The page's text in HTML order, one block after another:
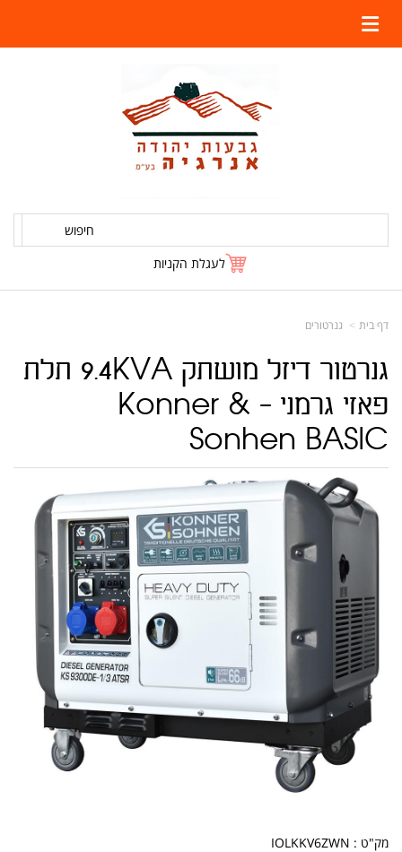
חיפוש
לעגלת הקניות
דף בית גנרטורים
גנרטור דיזל מושתק 9.4KVA תלת
פאזי גרמני - Konner &
Sonhen BASIC
מק"ט : IOLKKV6ZWN